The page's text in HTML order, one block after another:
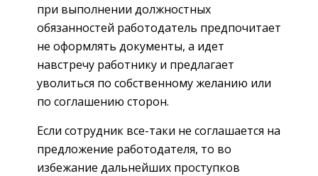
при выполнении должностных
обязанностей работодатель предпочитает
не оформлять документы, а идет
навстречу работнику и предлагает
уволиться по собственному желанию или
по соглашению сторон.
Если сотрудник все-таки не соглашается на
предложение работодателя, то во
избежание дальнейших проступков